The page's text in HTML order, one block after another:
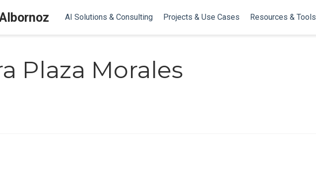
AI Solutions & Consulting Projects & Use Cases Resources & Tools
Plaza Morales